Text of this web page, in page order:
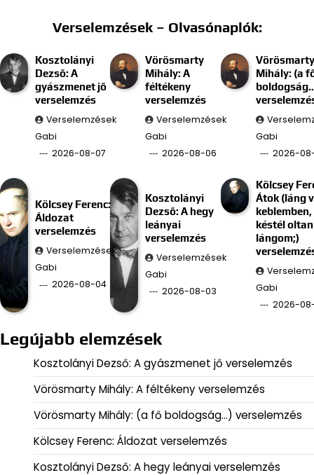
Verselemzések – Olvasónaplók:
Kosztolányi
Dezső: A
gyászmenet jő
verselemzés
Verselemzések
Gabi
2026-08-07
Vörösmarty
Mihály: A
féltékeny
verselemzés
Verselemzések
Gabi
2026-08-06
Vörösmarty
Mihály: (a
Gabi
2026-
Kölcsey Ferenc:
Áldozat
verselemzés
Verselemzések
Gabi
2026-08-04
Kosztolányi
Dezső: A hegy
leányai
verselemzés
Verselemzések
Gabi
2026-08-03
Kölcsey
Átok (láng
keblemben,
késtél
lángom;)
Gabi
2026-
Legújabb elemzések
Kosztolányi Dezső: A gyászmenet jő verselemzés
Vörösmarty Mihály: A féltékeny verselemzés
Vörösmarty Mihály: (a fő boldogság…) verselemzés
Kölcsey Ferenc: Áldozat verselemzés
Kosztolányi Dezső: A hegy leányai verselemzés